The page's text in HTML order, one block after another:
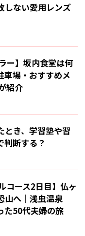
しない愛用レンズ
ー】坂内食堂は何
車場・おすすめメ
紹介
とき、学習塾や習
判断する？
コース2日目】仏ヶ
山へ｜浅虫温泉
た50代夫婦の旅